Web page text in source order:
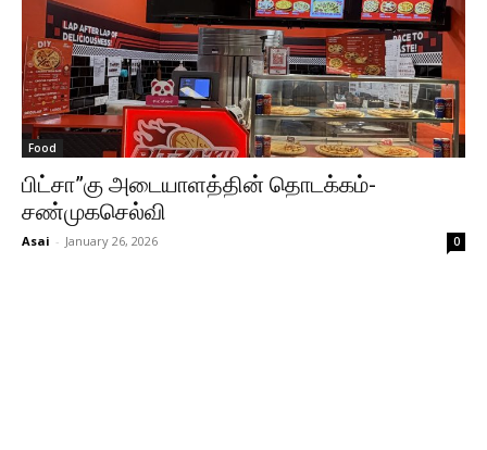
Food
பிட்சா”கு அடையாளத்தின் தொடக்கம்-
சண்முகசெல்வி
Asai - January 26, 2026 0